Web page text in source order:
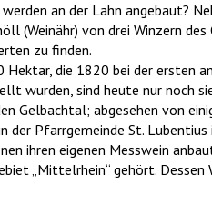
an der Lahn angebaut?
(Weinähr) von drei Winzern
zu finden.
Hektar, die 1820 bei der ersten
wurden, sind heute nur noch
Gelbachtal; abgesehen von
der Pfarrgemeinde St.
ihren eigenen Messwein
„Mittelrhein“ gehört.